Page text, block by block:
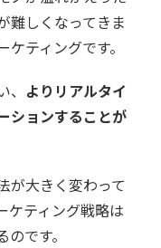
難しくなってきま
ティングです。
よりリアルタイ
ションすることが
が大きく変わって
ケティング戦略は
です。